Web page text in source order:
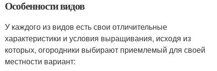
Особенности видов
У каждого из видов есть свои отличительные
характеристики и условия выращивания, исходя из
которых, огородники выбирают приемлемый для своей
местности вариант: